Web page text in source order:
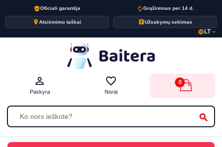
verified_userOficiali garantija autorenewGrąžinimas per 14 d.
placeAtsiėmimo taškai assignmentUžsakymų sekimas
language LTexpand_more
search
person_outline
Paskyra
favorite_border
Norai
0